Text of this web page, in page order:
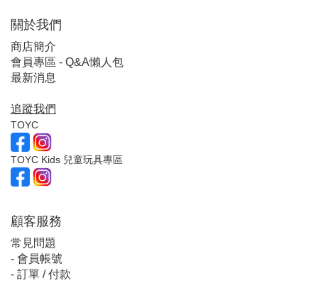
關於我們
商店簡介
會員專區 - Q&A懶人包
最新消息
追蹤我們
TOYC
TOYC Kids 兒童玩具專區
顧客服務
常見問題
- 會員帳號
- 訂單 / 付款